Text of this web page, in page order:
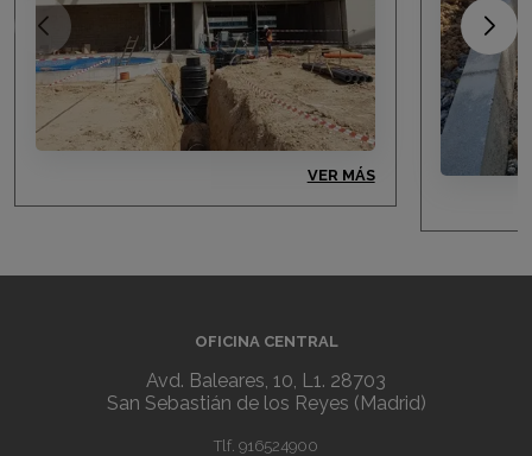
VER MÁS
OFICINA CENTRAL
Avd. Baleares, 10, L1. 28703
San Sebastián de los Reyes (Madrid)
Tlf. 916524900